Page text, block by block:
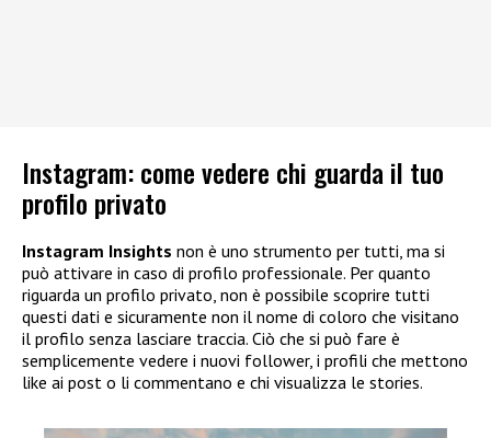
Instagram: come vedere chi guarda il tuo
profilo privato
Instagram Insights non è uno strumento per tutti, ma si
può attivare in caso di profilo professionale. Per quanto
riguarda un profilo privato, non è possibile scoprire tutti
questi dati e sicuramente non il nome di coloro che visitano
il profilo senza lasciare traccia. Ciò che si può fare è
semplicemente vedere i nuovi follower, i profili che mettono
like ai post o li commentano e chi visualizza le stories.